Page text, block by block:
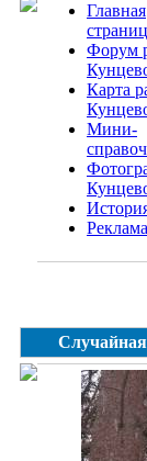
Главная
Форум
Карта
Мини-